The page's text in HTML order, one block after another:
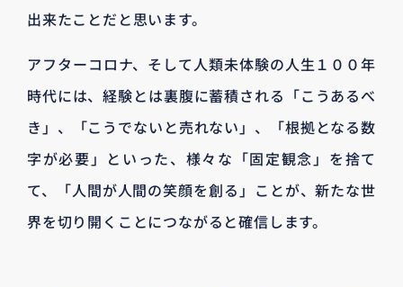
出来たことだと思います。
アフターコロナ、そして人類未体験の人生１００年
時代には、経験とは裏腹に蓄積される「こうあるべ
き」、「こうでないと売れない」、「根拠となる数
字が必要」といった、様々な「固定観念」を捨て
て、「人間が人間の笑顔を創る」ことが、新たな世
界を切り開くことにつながると確信します。